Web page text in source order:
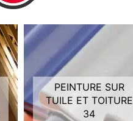
PEINTURE SUR
TUILE ET TOITURE
34